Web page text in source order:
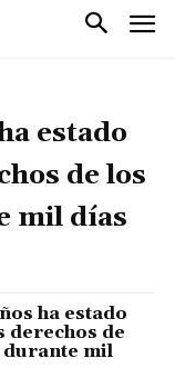
estado
de los
mil días
ha estado
derechos de
mil